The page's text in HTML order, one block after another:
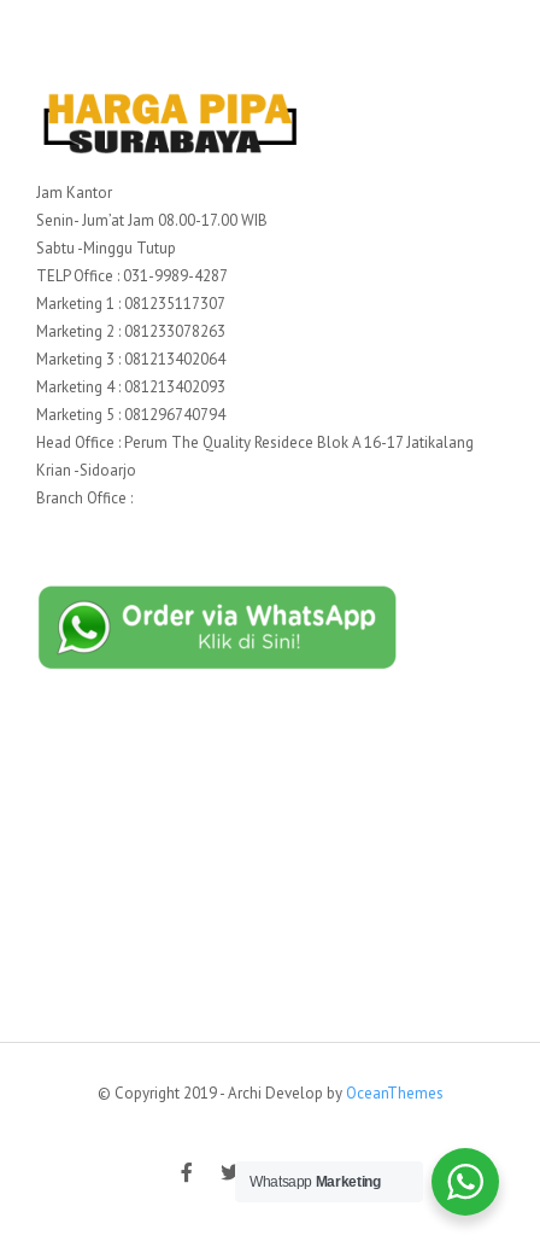
Jam Kantor
Senin- Jum’at Jam 08.00-17.00 WIB
Sabtu -Minggu Tutup
TELP Office : 031-9989-4287
Marketing 1 : 081235117307
Marketing 2 : 081233078263
Marketing 3 : 081213402064
Marketing 4 : 081213402093
Marketing 5 : 081296740794
Head Office : Perum The Quality Residece Blok A 16-17 Jatikalang
Krian -Sidoarjo
Branch Office :
© Copyright 2019 - Archi Develop by OceanThemes
Whatsapp Marketing